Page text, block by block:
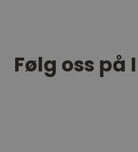
Følg oss